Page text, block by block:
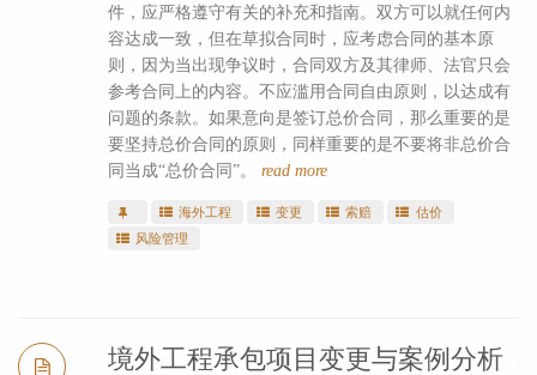
件，应严格遵守有关的补充和指南。双方可以就任何内
容达成一致，但在草拟合同时，应考虑合同的基本原
则，因为当出现争议时，合同双方及其律师、法官只会
参考合同上的内容。不应滥用合同自由原则，以达成有
问题的条款。如果意向是签订总价合同，那么重要的是
要坚持总价合同的原则，同样重要的是不要将非总价合
同当成“总价合同”。 read more
海外工程 变更 索赔
估价
风险管理
境外工程承包项目变更与案例分析